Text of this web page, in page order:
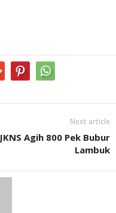
Next article
JKNS Agih 800 Pek Bubur
Lambuk